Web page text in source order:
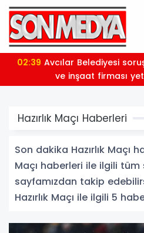
02:39
ve inşaat firması
Hazırlık Maçı Haberleri
Son dakika Hazırlık Maçı
Maçı haberleri ile ilgili tüm
sayfamızdan takip
Hazırlık Maçı ile ilgili 5